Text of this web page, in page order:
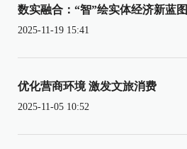
数实融合：“智”绘实体经济新蓝图
2025-11-19 15:41
优化营商环境 激发文旅消费
2025-11-05 10:52